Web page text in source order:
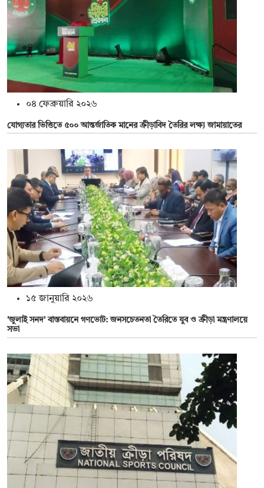
০৪ ফেব্রুয়ারি ২০২৬
যোগ্যতার ভিত্তিতে ৫০০ আন্তর্জাতিক মানের ক্রীড়াবিদ তৈরির লক্ষ্য জামায়াতের
১৫ জানুয়ারি ২০২৬
'জুলাই সনদ’ বাস্তবায়নে গণভোট: জনসচেতনতা তৈরিতে যুব ও ক্রীড়া মন্ত্রণালয়ে
সভা